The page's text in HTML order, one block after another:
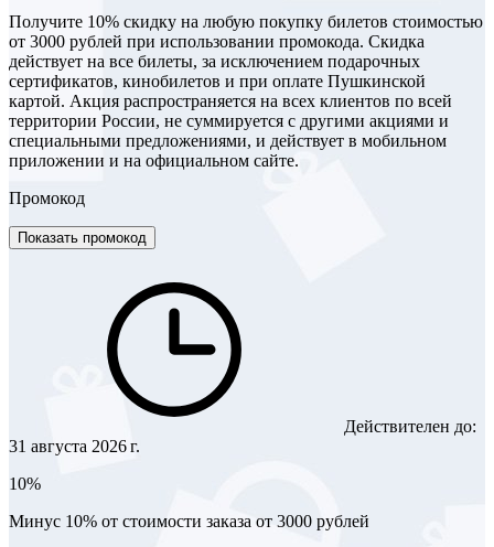
Получите 10% скидку на любую покупку билетов стоимостью
от 3000 рублей при использовании промокода. Скидка
действует на все билеты, за исключением подарочных
сертификатов, кинобилетов и при оплате Пушкинской
картой. Акция распространяется на всех клиентов по всей
территории России, не суммируется с другими акциями и
специальными предложениями, и действует в мобильном
приложении и на официальном сайте.
Промокод
Показать промокод
Действителен до:
31 августа 2026 г.
10%
Минус 10% от стоимости заказа от 3000 рублей